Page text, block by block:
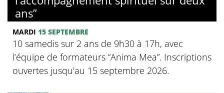
ans”
MARDI 15 SEPTEMBRE
10 samedis sur 2 ans de 9h30 à 17h, avec
l’équipe de formateurs “Anima Mea”. Inscriptions
ouvertes jusqu'au 15 septembre 2026.